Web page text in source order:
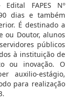
FAPES Nº
dias e também
É destinado a
ou Doutor, alunos
públicos
à instituição de
ou inovação. O
auxilio-estágio,
para realização